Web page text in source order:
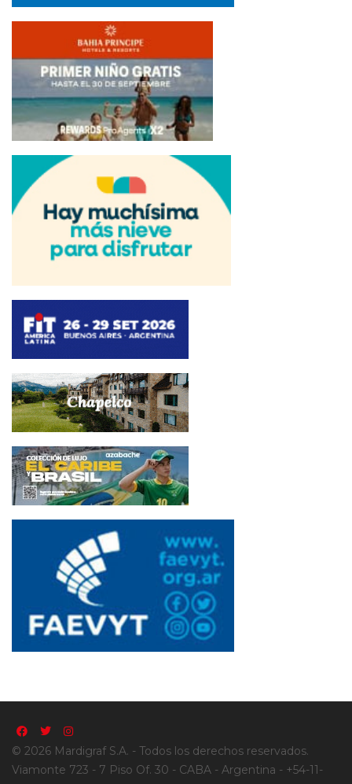
© 2026 Mardigraf S.A. - Todos los derechos reservados.
Viamonte 723 - 7 Piso Of. 30 - CABA - Argentina - +54-11-